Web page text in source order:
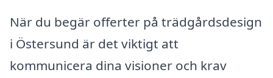
När du begär offerter på trädgårdsdesign
i Östersund är det viktigt att
kommunicera dina visioner och krav